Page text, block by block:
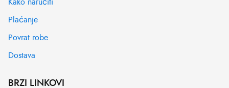
Kako naručiti
Plaćanje
Povrat robe
Dostava
BRZI LINKOVI